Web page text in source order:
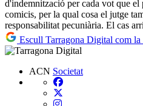
d'indemnització per cada vot que
comicis, per la qual cosa el jutge
responsabilitat pecuniària. El cas
Escull Tarragona Digital com
ACN Societat